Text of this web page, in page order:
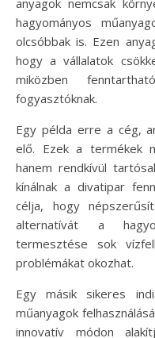
hagyományos
olcsóbbak is. Ezen
hogy a vállalatok
miközben
fogyasztóknak.
Egy példa erre a cég,
elő. Ezek a termékek
hanem rendkívül
kínálnak a divatipar
célja, hogy
alternatívát a
termesztése sok
problémákat okozhat.
Egy másik sikeres
műanyagok
innovatív módon